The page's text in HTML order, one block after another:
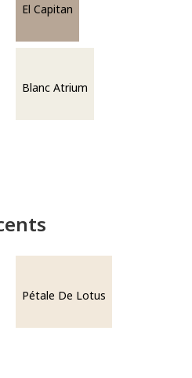
El Capitan
Blanc Atrium
Pétale De Lotus